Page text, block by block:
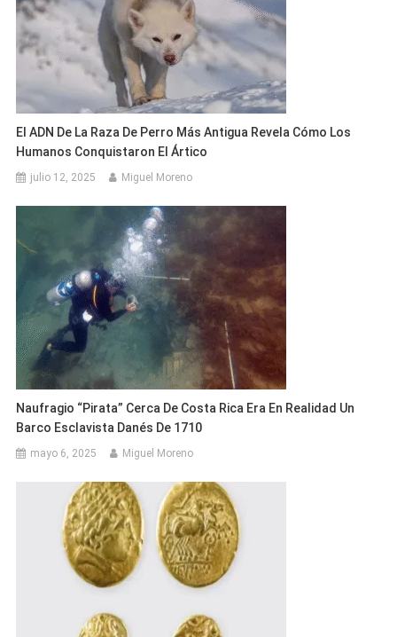
El ADN De La Raza De Perro Más Antigua Revela Cómo Los
Humanos Conquistaron El Ártico
julio 12, 2025 Miguel Moreno
Naufragio “pirata” Cerca De Costa Rica Era En Realidad Un
Barco Esclavista Danés De 1710
mayo 6, 2025 Miguel Moreno